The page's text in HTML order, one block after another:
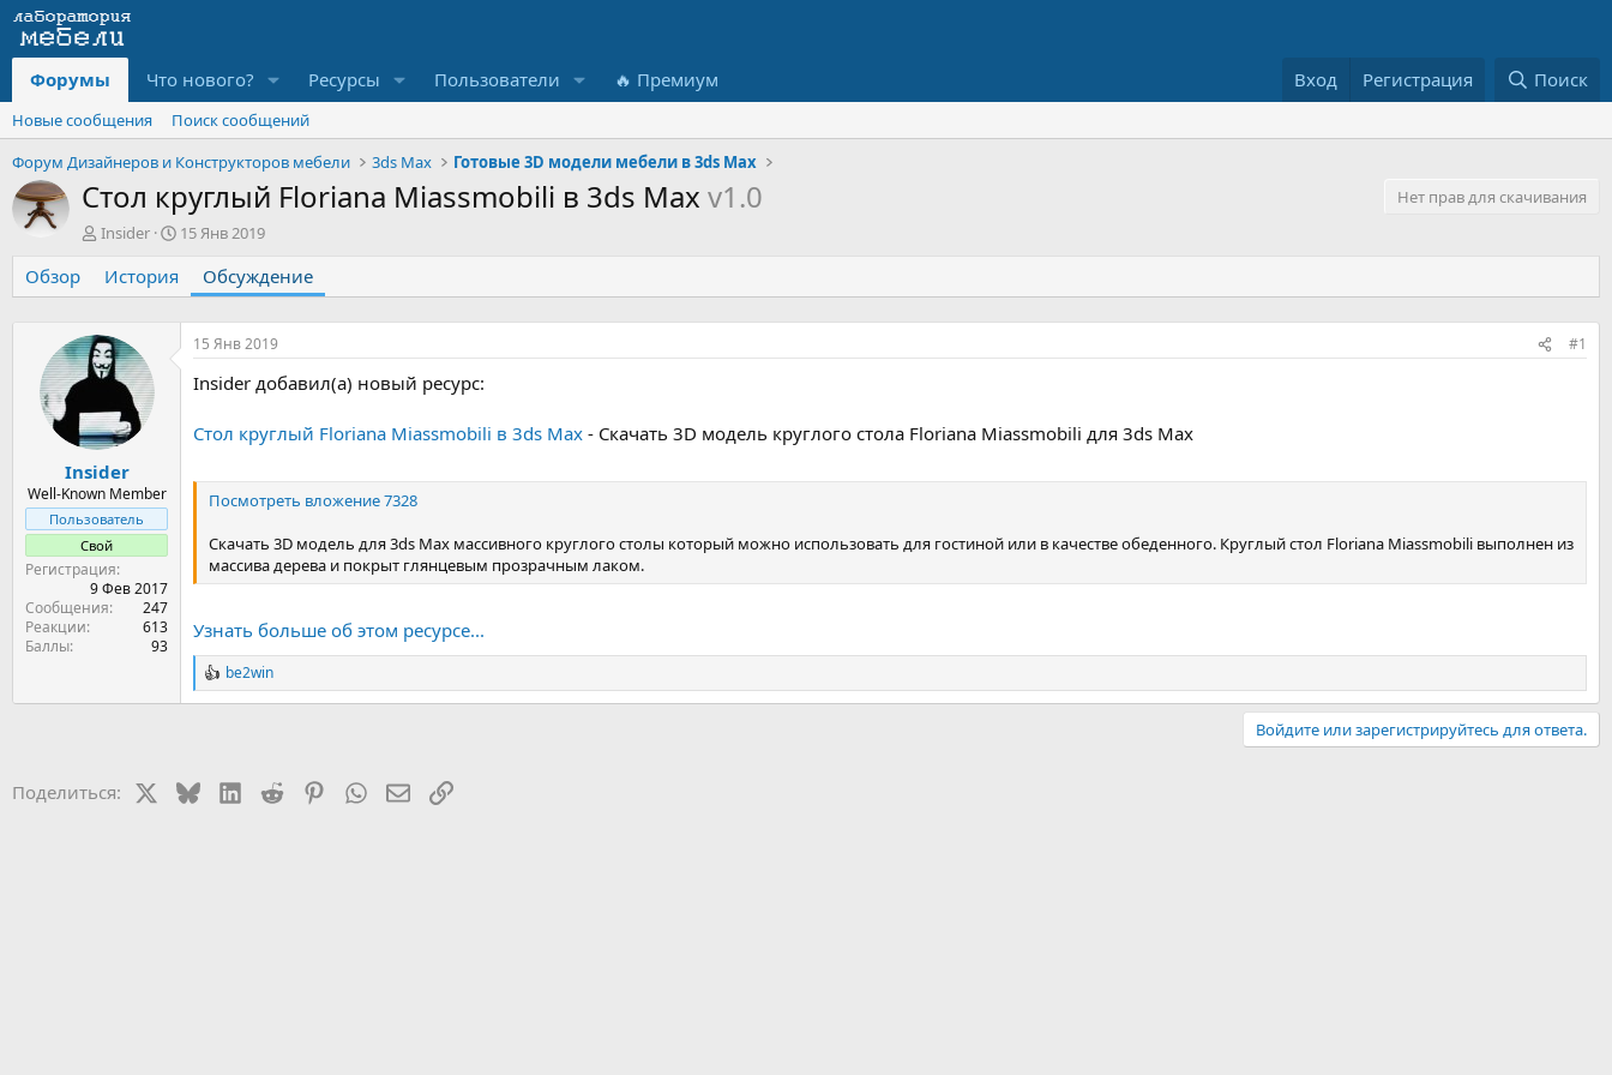
Форумы Что нового? Ресурсы Пользователи 🔥 Премиум Вход Регистрация Поиск
Новые сообщения
Поиск сообщений
Форум Дизайнеров и Конструкторов мебели
3ds Max Готовые 3D модели мебели в 3ds Max
Стол круглый Floriana Miassmobili в 3ds Max v1.0
Нет прав для скачивания
А
т
о
т
е
м
Insider
Д
а
н
15 Янв 2019
Обзор История Обсуждение
Insider
Well-Known Member
Пользователь
Свой
Регистрация
9 Фев 2017
Сообщения
247
Реакции
613
Баллы
93
15 Янв 2019 #1
Insider добавил(а) новый ресурс:
Стол круглый Floriana Miassmobili в 3ds Max - Скачать 3D модель круглого стола Floriana Miassmobili для 3ds Max
Посмотреть вложение 7328
Скачать 3D модель для 3ds Max массивного круглого столы который можно использовать для гостиной или в качестве обеденного. Круглый стол Floriana Miassmobili выполнен из
массива дерева и покрыт глянцевым прозрачным лаком.
Узнать больше об этом ресурсе...
Р
е
be2win
Войдите или зарегистрируйтесь для ответа.
Поделиться: BlueskyLinkedIn
Reddit PinterestWhatsApp
Электронная почта
Ссылка